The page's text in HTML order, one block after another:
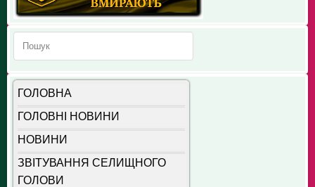
ГОЛОВНА
ГОЛОВНІ НОВИНИ
НОВИНИ
ЗВІТУВАННЯ СЕЛИЩНОГО
ГОЛОВИ